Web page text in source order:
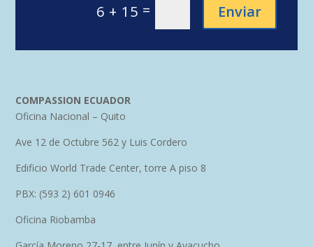
6 + 15 = Enviar
COMPASSION ECUADOR
Oficina Nacional – Quito
Ave 12 de Octubre 562 y Luis Cordero
Edificio World Trade Center, torre A piso 8
PBX: (593 2) 601 0946
Oficina Riobamba